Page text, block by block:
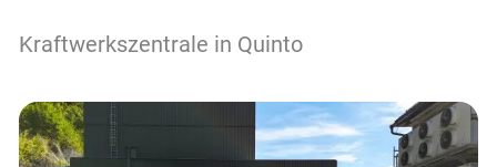
Kraftwerkszentrale in Quinto